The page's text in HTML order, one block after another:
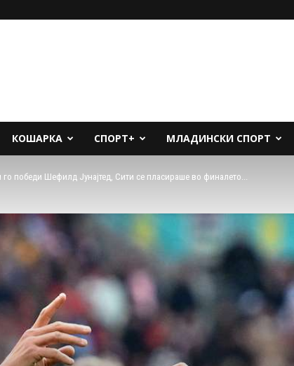
КОШАРКА СПОРТ+ МЛАДИНСКИ СПОРТ
победи Шефилд Јунајтед, Сити се пласираше во финалето...